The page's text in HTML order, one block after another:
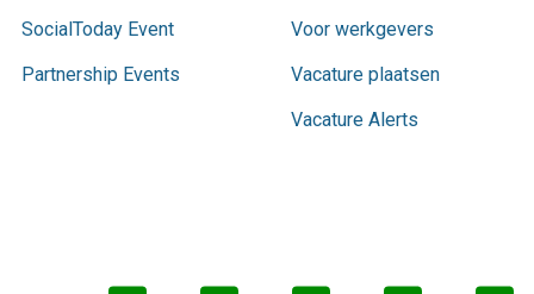
SocialToday Event
Partnership Events
Voor werkgevers
Vacature plaatsen
Vacature Alerts